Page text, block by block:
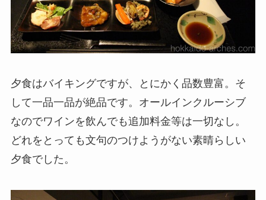
夕食はバイキングですが、とにかく品数豊富。そ
して一品一品が絶品です。オールインクルーシブ
なのでワインを飲んでも追加料金等は一切なし。
どれをとっても文句のつけようがない素晴らしい
夕食でした。